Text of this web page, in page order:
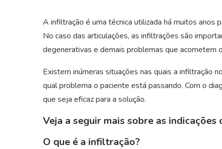
A infiltração é uma técnica utilizada há muitos anos
No caso das articulações, as infiltrações são
degenerativas e demais problemas que acometem
Existem inúmeras situações nas quais a infiltração
qual problema o paciente está passando. Com o
que seja eficaz para a solução.
Veja a seguir mais sobre as
O que é a infiltração?